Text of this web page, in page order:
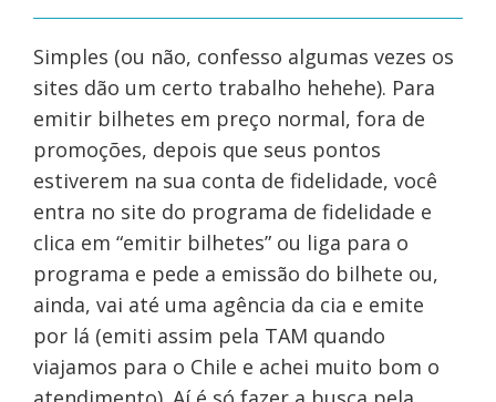
Simples (ou não, confesso algumas vezes os
sites dão um certo trabalho hehehe). Para
emitir bilhetes em preço normal, fora de
promoções, depois que seus pontos
estiverem na sua conta de fidelidade, você
entra no site do programa de fidelidade e
clica em “emitir bilhetes” ou liga para o
programa e pede a emissão do bilhete ou,
ainda, vai até uma agência da cia e emite
por lá (emiti assim pela TAM quando
viajamos para o Chile e achei muito bom o